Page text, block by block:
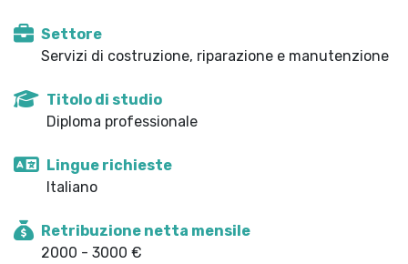
Settore
Servizi di costruzione, riparazione e manutenzione
Titolo di studio
Diploma professionale
Lingue richieste
Italiano
Retribuzione netta mensile
2000 - 3000 €